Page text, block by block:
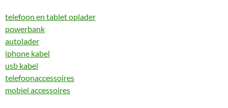
telefoon en tablet oplader
powerbank
autolader
iphone kabel
usb kabel
telefoonaccessoires
mobiel accessoires